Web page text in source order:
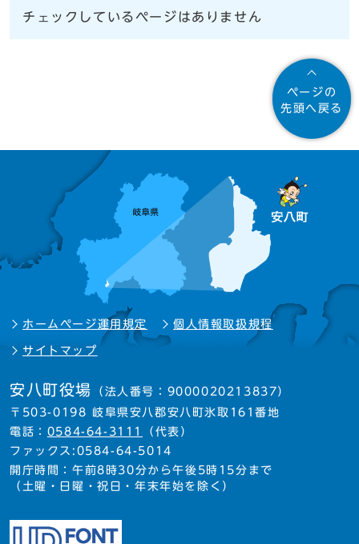
チェックしているページはありません
ページの
先頭へ戻る
ホームページ運用規定 個人情報取扱規程
サイトマップ
安八町役場 （法人番号：9000020213837）
〒503-0198 岐阜県安八郡安八町氷取161番地
電話： 0584-64-3111
（代表）
ファックス:0584-64-5014
開庁時間：午前8時30分から午後5時15分まで
（土曜・日曜・祝日・年末年始を除く）